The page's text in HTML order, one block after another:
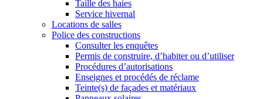
Taille des haies
Service hivernal
Locations de salles
Police des constructions
Consulter les enquêtes
Permis de construire, d’habiter ou d’utiliser
Procédures d’autorisations
Enseignes et procédés de réclame
Teinte(s) de façades et matériaux